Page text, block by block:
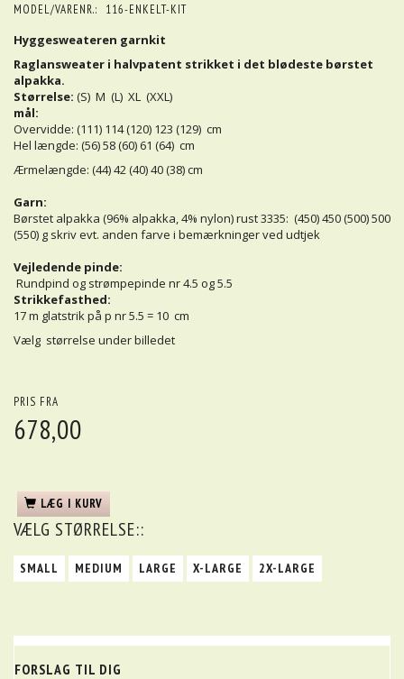
MODEL/VARENR.:
116-ENKELT-KIT
Hyggesweateren garnkit
Raglansweater i halvpatent strikket i det blødeste børstet
alpakka.
Størrelse: (S) M (L) XL (XXL)
mål:
Overvidde: (111) 114 (120) 123 (129) cm
Hel længde: (56) 58 (60) 61 (64) cm
Ærmelængde: (44) 42 (40) 40 (38) cm
Garn:
Børstet alpakka (96% alpakka, 4% nylon) rust 3335: (450) 450 (500) 500
(550) g skriv evt. anden farve i bemærkninger ved udtjek
Vejledende pinde:
Rundpind og strømpepinde nr 4.5 og 5.5
Strikkefasthed:
17 m glatstrik på p nr 5.5 = 10 cm
Vælg størrelse under billedet
PRIS FRA
678,00
LÆG I KURV
VÆLG STØRRELSE::
SMALL MEDIUM LARGE X-LARGE 2X-LARGE
FORSLAG TIL DIG